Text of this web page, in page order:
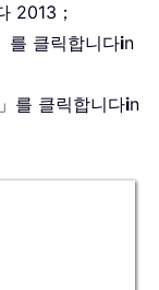
2013；
를 클릭합니다in
를 클릭합니다in